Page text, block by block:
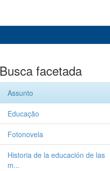
Busca facetada
Assunto
Educação
Fotonovela
Historia de la educación de las
m...